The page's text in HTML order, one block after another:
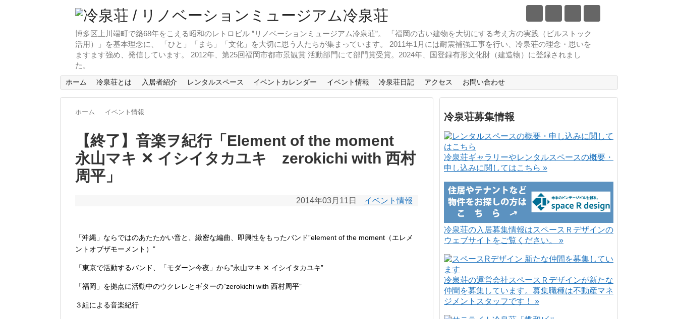
博多区上川端町で築68年をこえる昭和のレトロビル ”リノベーションミュージアム冷泉荘”。 「福岡の古い建物を大切にする考え方の実践（ビルストック
活用）」を基本理念に、 「ひと」「まち」「文化」を大切に思う人たちが集まっています。 2011年1月には耐震補強工事を行い、冷泉荘の理念・思いを
ますます強め、発信しています。 2012年、第25回福岡市都市景観賞 活動部門にて部門賞受賞。2024年、国登録有形文化財（建造物）に登録されまし
た。
ホーム 冷泉荘とは 入居者紹介 レンタルスペース イベントカレンダー イベント情報 冷泉荘日記 アクセス お問い合わせ
ホーム イベント情報
【終了】音楽ヲ紀行「Element of the moment
永山マキ ✕ イシイタカユキ zerokichi with 西村
周平」
2014年03月11日 イベント情報
「沖縄」ならではのあたたかい音と、緻密な編曲、即興性をもったバンド”element of the moment（エレメ
ントオブザモーメント）”
「東京で活動するバンド、「モダーン今夜」から”永山マキ ✕ イシイタカユキ”
「福岡」を拠点に活動中のウクレレとギターの”zerokichi with 西村周平”
３組による音楽紀行
冷泉荘募集情報
冷泉荘ギャラリーやレンタルスペースの概要・
申し込みに関してはこちら »
冷泉荘の入居募集情報はスペースＲデザインの
ウェブサイトをご覧ください。 »
冷泉荘の運営会社スペースＲデザインが新たな
仲間を募集しています。募集職種は不動産マネ
ジメントスタッフです！ »